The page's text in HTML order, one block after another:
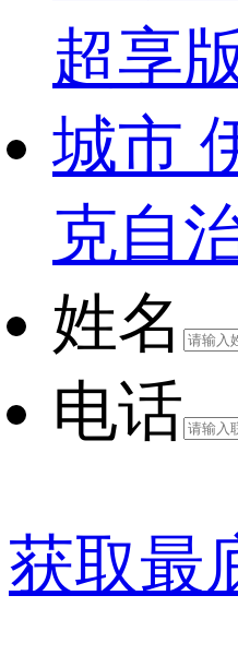
超享
城市
克自
姓名
电话
获取最